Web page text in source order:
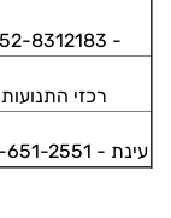
- 052-8312183
רכזי התנועות
עינת - 050-651-2551